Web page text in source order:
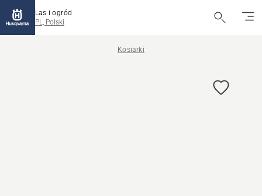
Las i ogród
PL, Polski
Kosiarki